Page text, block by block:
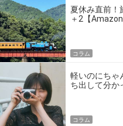
夏休み直前！
＋2【
コラム
軽いのにちゃ
ち出して分か
コラム